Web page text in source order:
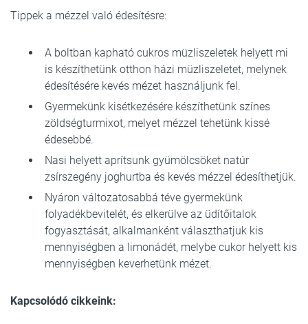
Tippek a mézzel való édesítésre:
A boltban kapható cukros müzliszeletek helyett mi
is készíthetünk otthon házi müzliszeletet, melynek
édesítésére kevés mézet használjunk fel.
Gyermekünk kisétkezésére készíthetünk színes
zöldségturmixot, melyet mézzel tehetünk kissé
édesebbé.
Nasi helyett aprítsunk gyümölcsöket natúr
zsírszegény joghurtba és kevés mézzel édesíthetjük.
Nyáron változatosabbá téve gyermekünk
folyadékbevitelét, és elkerülve az üdítőitalok
fogyasztását, alkalmanként választhatjuk kis
mennyiségben a limonádét, melybe cukor helyett kis
mennyiségben keverhetünk mézet.
Kapcsolódó cikkeink: